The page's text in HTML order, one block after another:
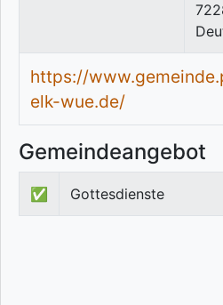
https://
elk-wue.de/
Gemeindeangebot
✅ Gottesdienste